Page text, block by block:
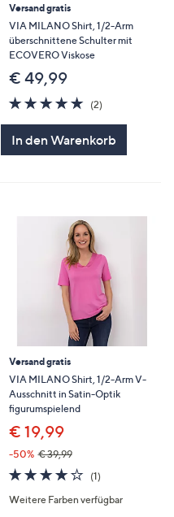
Versand gratis
VIA MILANO Shirt, 1/2-Arm
überschnittene Schulter mit
ECOVERO Viskose
€ 49,99
5.0
von
(2)2
In den Warenkorb
Versand gratis
VIA MILANO Shirt, 1/2-Arm V-
Ausschnitt in Satin-Optik
figurumspielend
€ 19,99
-50% € 39,99
4.0
von
5
(1)1
Weitere Farben verfügbar